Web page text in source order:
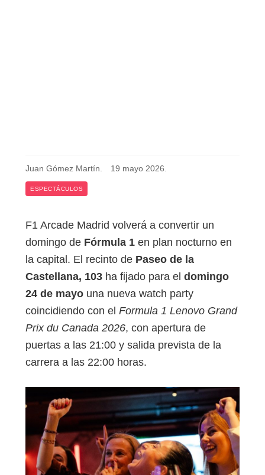
Juan Gómez Martín. 19 mayo 2026.
ESPECTÁCULOS
F1 Arcade Madrid volverá a convertir un
domingo de Fórmula 1 en plan nocturno en
la capital. El recinto de Paseo de la
Castellana, 103 ha fijado para el domingo
24 de mayo una nueva watch party
coincidiendo con el Formula 1 Lenovo Grand
Prix du Canada 2026, con apertura de
puertas a las 21:00 y salida prevista de la
carrera a las 22:00 horas.